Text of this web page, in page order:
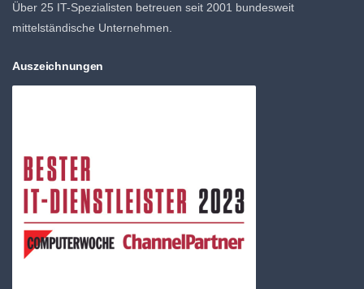
Über 25 IT-Spezialisten betreuen seit 2001 bundesweit
mittelständische Unternehmen.
Auszeichnungen